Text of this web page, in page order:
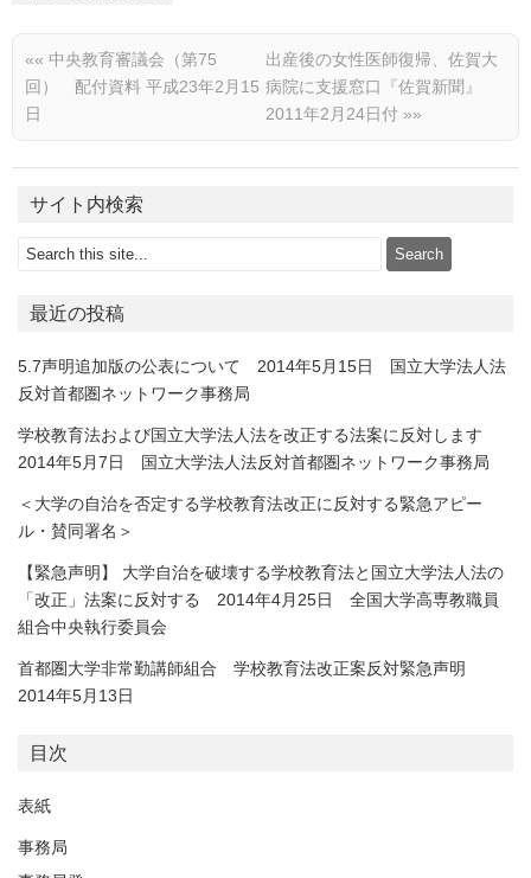
«« 中央教育審議会（第75
回） 配付資料 平成23年2月15
日
出産後の女性医師復帰、佐賀大
病院に支援窓口『佐賀新聞』
2011年2月24日付 »»
サイト内検索
最近の投稿
5.7声明追加版の公表について 2014年5月15日 国立大学法人法
反対首都圏ネットワーク事務局
学校教育法および国立大学法人法を改正する法案に反対します
2014年5月7日 国立大学法人法反対首都圏ネットワーク事務局
＜大学の自治を否定する学校教育法改正に反対する緊急アピー
ル・賛同署名＞
【緊急声明】 大学自治を破壊する学校教育法と国立大学法人法の
「改正」法案に反対する 2014年4月25日 全国大学高専教職員
組合中央執行委員会
首都圏大学非常勤講師組合 学校教育法改正案反対緊急声明
2014年5月13日
目次
表紙
事務局